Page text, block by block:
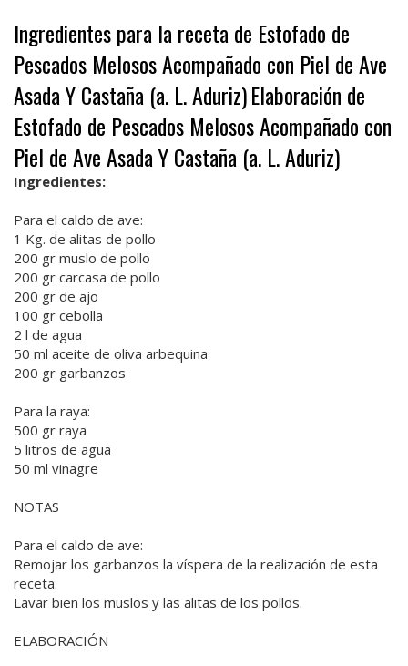
Ingredientes para la receta de Estofado de
Pescados Melosos Acompañado con Piel de Ave
Asada Y Castaña (a. L. Aduriz)Elaboración de
Estofado de Pescados Melosos Acompañado con
Piel de Ave Asada Y Castaña (a. L. Aduriz)
Ingredientes:
Para el caldo de ave:
1 Kg. de alitas de pollo
200 gr muslo de pollo
200 gr carcasa de pollo
200 gr de ajo
100 gr cebolla
2 l de agua
50 ml aceite de oliva arbequina
200 gr garbanzos
Para la raya:
500 gr raya
5 litros de agua
50 ml vinagre
NOTAS
Para el caldo de ave:
Remojar los garbanzos la víspera de la realización de esta
receta.
Lavar bien los muslos y las alitas de los pollos.
ELABORACIÓN